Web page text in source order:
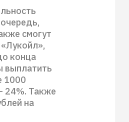
смогут
конца
выплатить
1000
24%. Также
на